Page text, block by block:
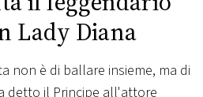
Lady Diana
non è di ballare insieme, ma di
detto il Principe all'attore